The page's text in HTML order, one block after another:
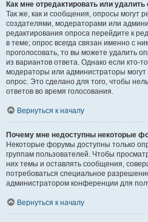
Как мне отредактировать или удалить
Так же, как и сообщения, опросы могут
создателями, модераторами или
редактирования опроса перейдите к
в теме; опрос всегда связан именно с
проголосовать, то вы можете удалить
из вариантов ответа. Однако если кто-
модераторы или администраторы могут
опрос. Это сделано для того, чтобы
ответов во время голосования.
Вернуться к началу
Почему мне недоступны некоторые
Некоторые форумы доступны только
группам пользователей. Чтобы
них темы и оставлять сообщения,
потребоваться специальное
администратором конференции для
Вернуться к началу